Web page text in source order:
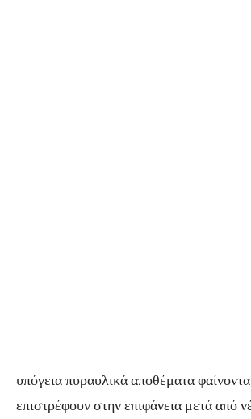
υπόγεια πυραυλικά αποθέματα
επιστρέφουν στην επιφάνεια μετά από